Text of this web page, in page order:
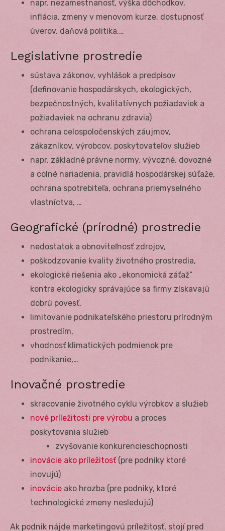
napr. nezamestnanosť, výška dôchodkov,
inflácia, zmeny v menovom kurze, dostupnosť
úverov, daňová politika,…
Legislatívne prostredie
sústava zákonov, vyhlášok a predpisov
(definovanie hospodárskych, ekologických,
bezpečnostných, kvalitatívnych požiadaviek a
požiadaviek na ochranu zdravia)
ochrana celospoločenských záujmov,
zákazníkov, výrobcov, poskytovateľov služieb
napr. základné právne normy, vývozné, dovozné
a colné nariadenia, pravidlá hospodárskej súťaže,
ochrana spotrebiteľa, ochrana priemyselného
vlastníctva, …
Geografické (prírodné) prostredie
nedostatok a obnoviteľnosť zdrojov,
poškodzovanie kvality životného prostredia,
ekologické riešenia ako „ekonomická záťaž“
kontra ekologicky správajúce sa firmy získavajú
dobrú povesť,
limitovanie podnikateľského priestoru prírodným
prostredím,
vhodnosť klimatických podmienok pre
podnikanie,…
Inovačné prostredie
skracovanie životného cyklu výrobkov a služieb
nové príležitosti pre výrobu a proces
poskytovania služieb
zvyšovanie konkurencieschopnosti
inovácie ako príležitosť(pre podniky ktoré
inovujú)
inovácie ako hrozba (pre podniky, ktoré
technologické zmeny nesledujú)
Ak podnik nájde marketingovú príležitosť, stojí pred